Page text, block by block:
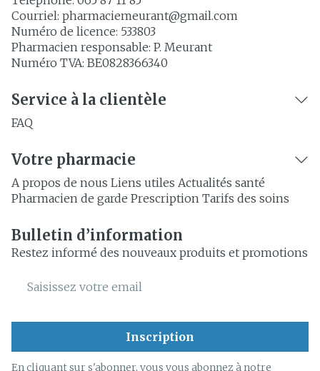
Courriel: pharmaciemeurant@gmail.com
Numéro de licence: 533803
Pharmacien responsable: P. Meurant
Numéro TVA: BE0828366340
Service à la clientèle
FAQ
Votre pharmacie
A propos de nous Liens utiles Actualités santé
Pharmacien de garde Prescription Tarifs des soins
Bulletin d’information
Restez informé des nouveaux produits et promotions
Adresse mail
Inscription
En cliquant sur s'abonner, vous vous abonnez à notre